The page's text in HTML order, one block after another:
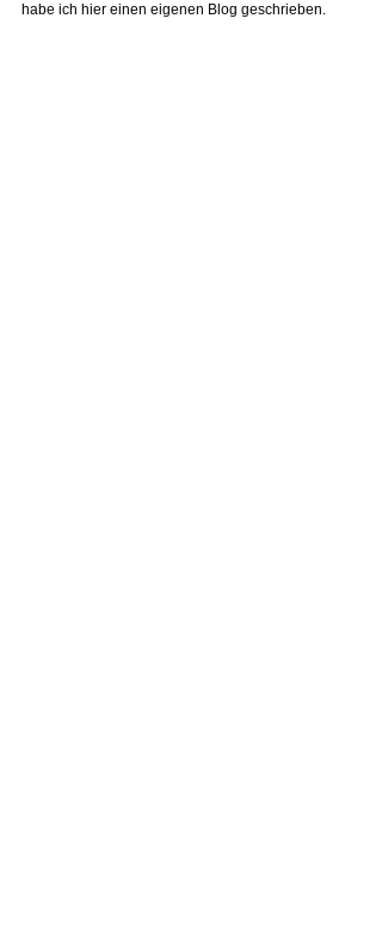
habe ich hier einen eigenen Blog geschrieben.